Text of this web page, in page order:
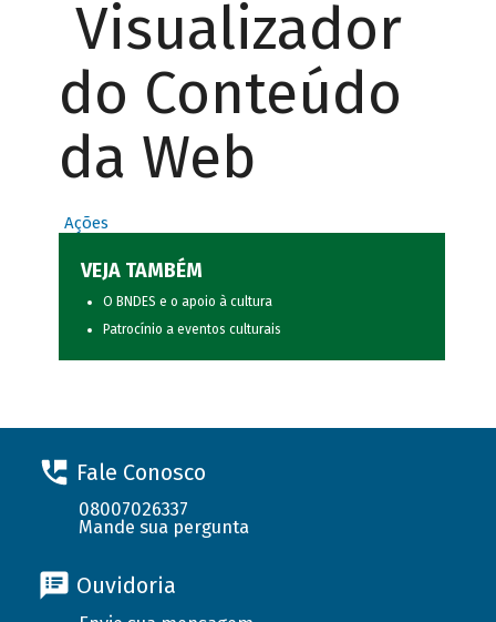
Visualizador
do Conteúdo
da Web
Ações
VEJA TAMBÉM
O BNDES e o apoio à cultura
Patrocínio a eventos culturais
Fale Conosco
08007026337
Mande sua pergunta
Ouvidoria